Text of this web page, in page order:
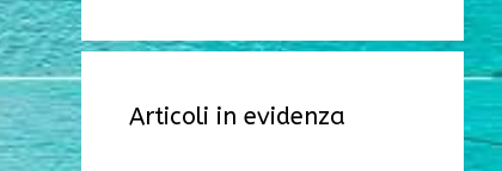
Articoli in evidenza